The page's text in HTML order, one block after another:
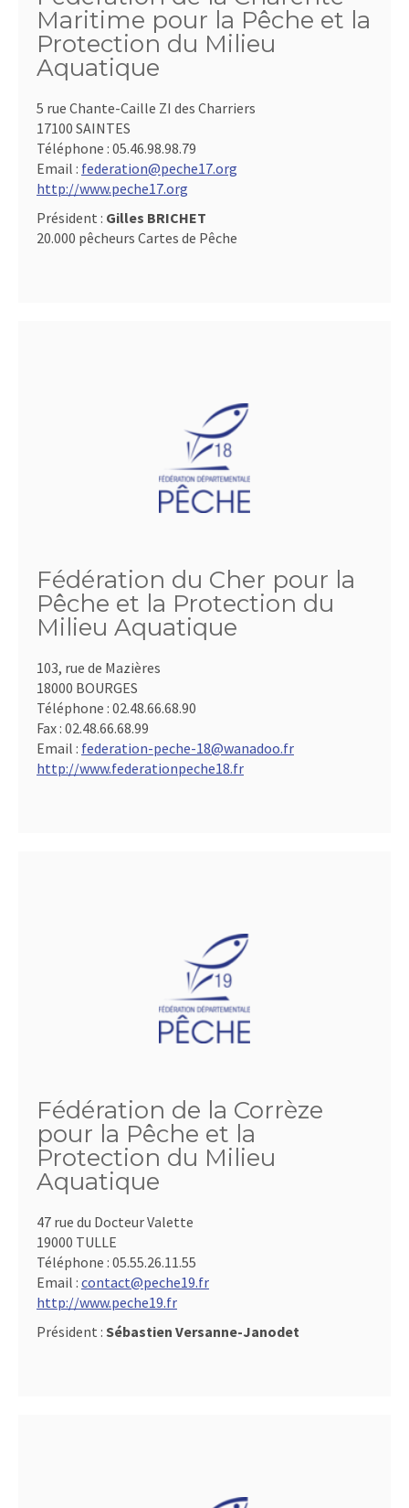
Maritime pour la Pêche et la
Protection du Milieu
Aquatique
5 rue Chante-Caille ZI des Charriers
17100 SAINTES
Téléphone : 05.46.98.98.79
Email : federation@peche17.org
http://www.peche17.org
Président : Gilles BRICHET
20.000 pêcheurs Cartes de Pêche
Fédération du Cher pour la
Pêche et la Protection du
Milieu Aquatique
103, rue de Mazières
18000 BOURGES
Téléphone : 02.48.66.68.90
Fax : 02.48.66.68.99
Email : federation-peche-18@wanadoo.fr
http://www.federationpeche18.fr
Fédération de la Corrèze
pour la Pêche et la
Protection du Milieu
Aquatique
47 rue du Docteur Valette
19000 TULLE
Téléphone : 05.55.26.11.55
Email : contact@peche19.fr
http://www.peche19.fr
Président : Sébastien Versanne-Janodet